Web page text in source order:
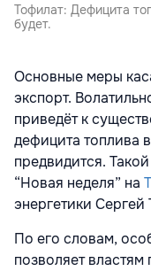
Тофилат: Дефицита
будет.
Основные меры
экспорт.
приведёт к
дефицита топлива
предвидится.
“Новая неделя” на
энергетики Сергей
По его словам,
позволяет